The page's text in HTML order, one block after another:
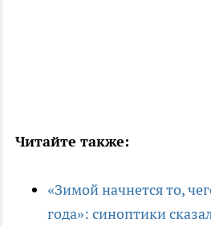
Читайте также:
«Зимой начнется то,
года»: синоптики